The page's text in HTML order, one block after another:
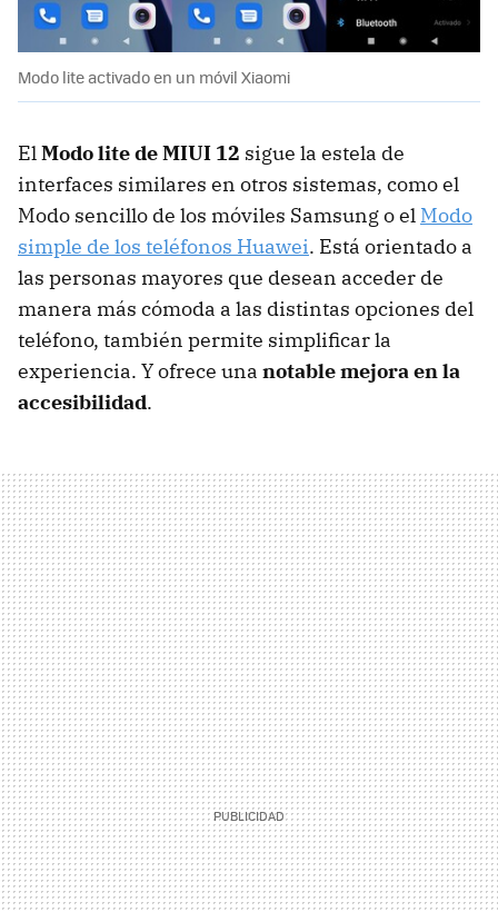
Modo lite activado en un móvil Xiaomi
ElModo lite de MIUI 12 sigue la estela de
interfaces similares en otros sistemas, como el
Modo sencillo de los móviles Samsung o el Modo
simple de los teléfonos Huawei. Está orientado a
las personas mayores que desean acceder de
manera más cómoda a las distintas opciones del
teléfono, también permite simplificar la
experiencia. Y ofrece una notable mejora en la
accesibilidad.